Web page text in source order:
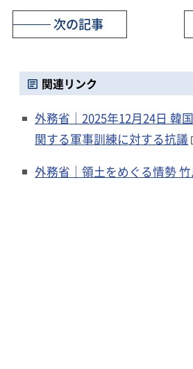
次の記事
関連リンク
外務省｜2025年12月24日 韓
関する軍事訓練に対する抗議
外務省｜領土をめぐる情勢